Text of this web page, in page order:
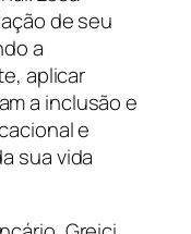
de seu
a
aplicar
a inclusão e
e
sua vida